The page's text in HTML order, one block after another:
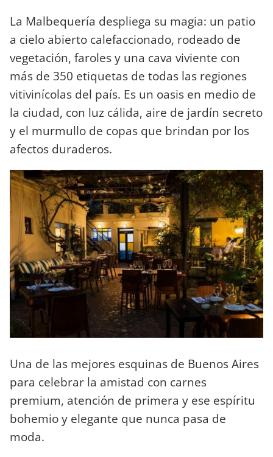
La Malbequería despliega su magia: un patio
a cielo abierto calefaccionado, rodeado de
vegetación, faroles y una cava viviente con
más de 350 etiquetas de todas las regiones
vitivinícolas del país. Es un oasis en medio de
la ciudad, con luz cálida, aire de jardín secreto
y el murmullo de copas que brindan por los
afectos duraderos.
Una de las mejores esquinas de Buenos Aires
para celebrar la amistad con carnes
premium, atención de primera y ese espíritu
bohemio y elegante que nunca pasa de
moda.